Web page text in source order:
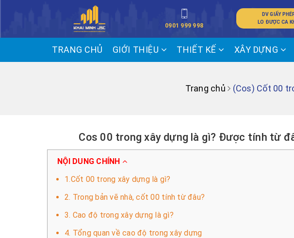
0901 999 998
DV GIẤY
LO ĐƯỢC CA
TRANG CHỦ GIỚI THIỆU THIẾT KẾ XÂY DỰNG
Trang chủ (Cos) Cốt 00
Cos 00 trong xây dựng là gì? Được tính từ
NỘI DUNG CHÍNH
1.Cốt 00 trong xây dựng là gì?
2. Trong bản vẽ nhà, cốt 00 tính từ đâu?
3. Cao độ trong xây dựng là gì?
4. Tổng quan về cao độ trong xây dựng